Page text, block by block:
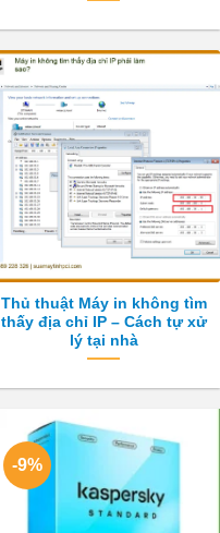
Thủ thuật Máy in không tìm
thấy địa chỉ IP – Cách tự xử
lý tại nhà
-9%